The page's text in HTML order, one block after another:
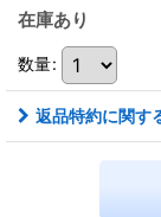
在庫あり
数量:
返品特約に関す